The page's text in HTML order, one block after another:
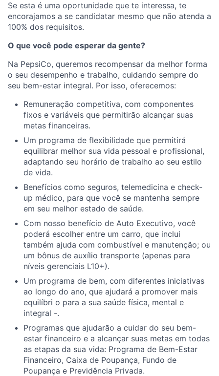
Se esta é uma oportunidade que te interessa, te
encorajamos a se candidatar mesmo que não atenda a
100% dos requisitos.
O que você pode esperar da gente?
Na PepsiCo, queremos recompensar da melhor forma
o seu desempenho e trabalho, cuidando sempre do
seu bem-estar integral. Por isso, oferecemos:
Remuneração competitiva, com componentes
fixos e variáveis que permitirão alcançar suas
metas financeiras.
Um programa de flexibilidade que permitirá
equilibrar melhor sua vida pessoal e profissional,
adaptando seu horário de trabalho ao seu estilo
de vida.
Benefícios como seguros, telemedicina e check-
up médico, para que você se mantenha sempre
em seu melhor estado de saúde.
Com nosso benefício de Auto Executivo, você
poderá escolher entre um carro, que inclui
também ajuda com combustível e manutenção; ou
um bônus de auxílio transporte (apenas para
níveis gerenciais L10+).
Um programa de bem, com diferentes iniciativas
ao longo do ano, que ajudará a promover mais
equilíbri o para a sua saúde física, mental e
integral -.
Programas que ajudarão a cuidar do seu bem-
estar financeiro e a alcançar suas metas em todas
as etapas da sua vida: Programa de Bem-Estar
Financeiro, Caixa de Poupança, Fundo de
Poupança e Previdência Privada.